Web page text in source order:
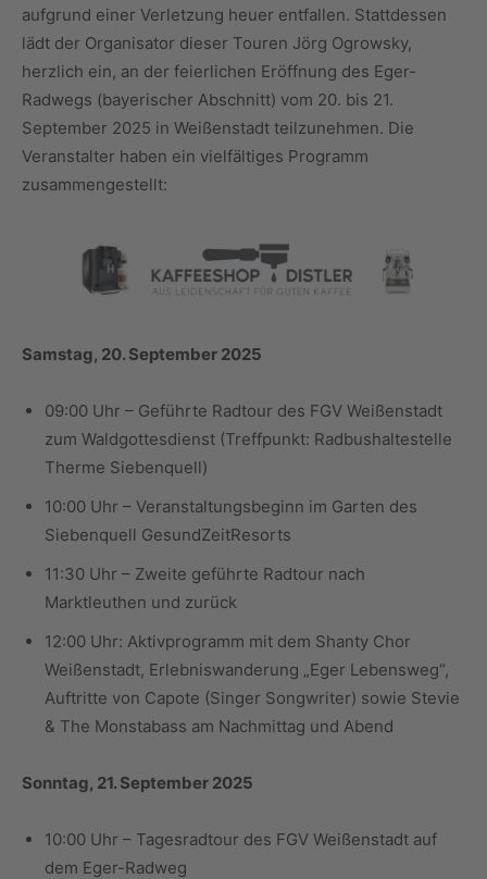
aufgrund einer Verletzung heuer entfallen. Stattdessen
lädt der Organisator dieser Touren Jörg Ogrowsky,
herzlich ein, an der feierlichen Eröffnung des Eger-
Radwegs (bayerischer Abschnitt) vom 20. bis 21.
September 2025 in Weißenstadt teilzunehmen. Die
Veranstalter haben ein vielfältiges Programm
zusammengestellt:
Samstag, 20. September 2025
09:00 Uhr – Geführte Radtour des FGV Weißenstadt
zum Waldgottesdienst (Treffpunkt: Radbushaltestelle
Therme Siebenquell)
10:00 Uhr – Veranstaltungsbeginn im Garten des
Siebenquell GesundZeitResorts
11:30 Uhr – Zweite geführte Radtour nach
Marktleuthen und zurück
12:00 Uhr: Aktivprogramm mit dem Shanty Chor
Weißenstadt, Erlebniswanderung „Eger Lebensweg“,
Auftritte von Capote (Singer Songwriter) sowie Stevie
& The Monstabass am Nachmittag und Abend
Sonntag, 21. September 2025
10:00 Uhr – Tagesradtour des FGV Weißenstadt auf
dem Eger-Radweg